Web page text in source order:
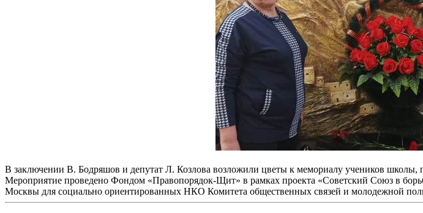
В заключении В. Бодряшов и депутат Л. Козлова возложили цветы к мемориалу учеников школы,
Мероприятие проведено Фондом «Правопорядок-Щит» в рамках проекта «Советский Союз в
Москвы для социально ориентированных НКО Комитета общественных связей и молодежной